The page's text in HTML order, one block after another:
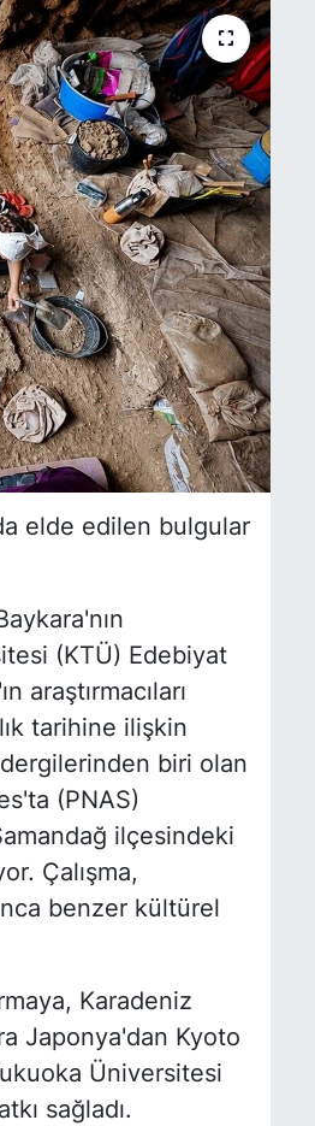
elde edilen bulgular
(KTÜ) Edebiyat
araştırmacıları
tarihine ilişkin
biri olan
(PNAS)
ilçesindeki
Çalışma,
benzer kültürel
Karadeniz
Japonya'dan Kyoto
Üniversitesi
sağladı.